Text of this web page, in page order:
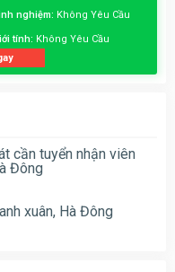
nghiệm: Không Yêu Cầu
tính: Không Yêu Cầu
cần tuyển nhận viên
Đông
xuân, Hà Đông